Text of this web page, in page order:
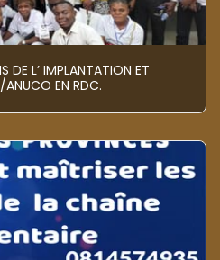
DE L’ IMPLANTATION ET
EN RDC.